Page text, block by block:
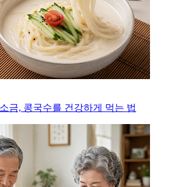
금, 콩국수를 건강하게 먹는 법